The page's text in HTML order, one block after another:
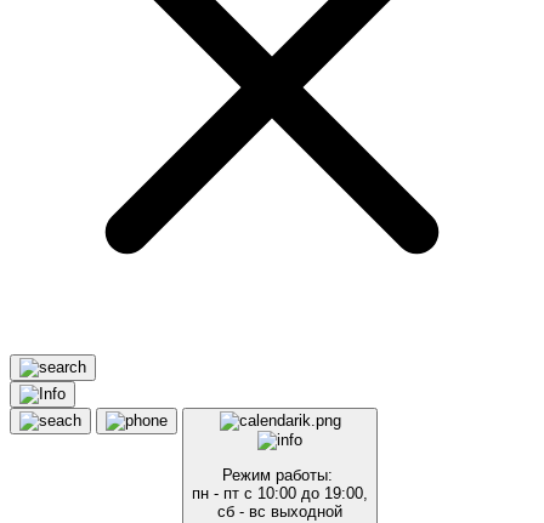
Режим работы:
пн - пт с 10:00 до 19:00,
сб - вс выходной